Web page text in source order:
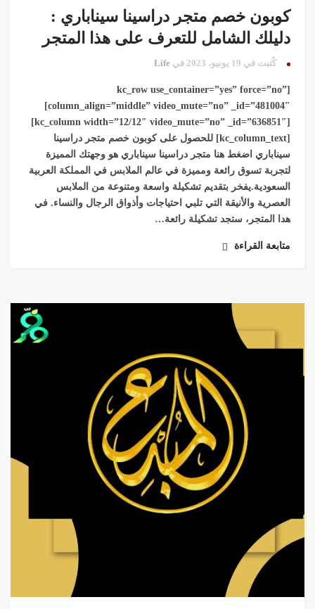
كوبون خصم متجر دراسينا سيناباري :
دليلك الشامل للتعرف على هذا المتجر
كُتبت في 19 يونيو، 2023 في Life
[kc_row use_container=”yes” force=”no”
column_align=”middle” video_mute=”no” _id=”481004″]
[kc_column width=”12/12″ video_mute=”no” _id=”636851″]
[kc_column_text] للحصول على كوبون خصم متجر دراسينا
سيناباري اضغط هنا متجر دراسينا سيناباري هو وجهتك المميزة
لتجربة تسوق رائعة ومميزة في عالم الملابس في المملكة العربية
السعودية.يفخر بتقديم تشكيلة واسعة ومتنوعة من الملابس
العصرية والأنيقة التي تلبي احتياجات وأذواق الرجال والنساء. في
هدا المتجر، ستجد تشكيلة رائعة…
متابعة القراءة